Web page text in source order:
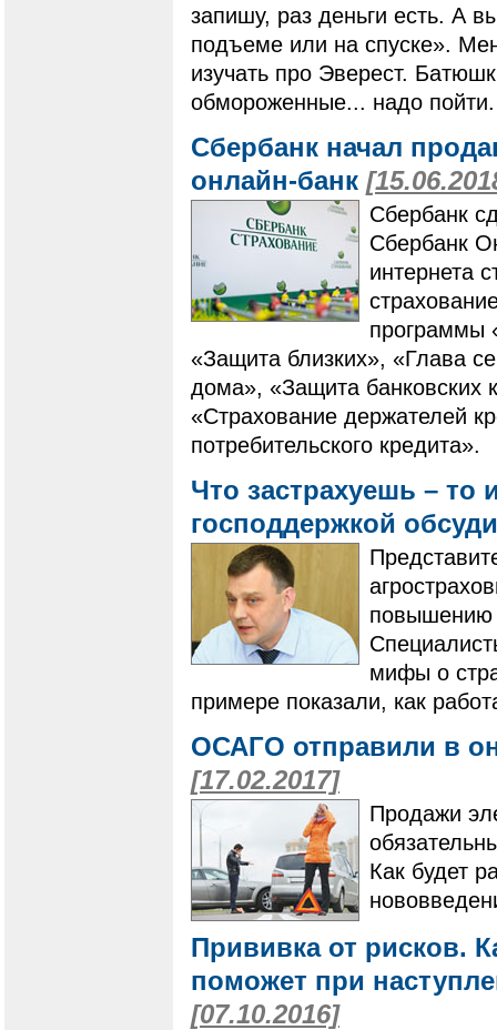
запишу, раз деньги есть. А
подъеме или на спуске».
изучать про Эверест.
обмороженные... надо
Сбербанк начал
онлайн-банк
Сбербанк
Сбербанк
интернета
программы
«Защита близких», «Глава
дома», «Защита
«Страхование держателей
потребительского кредита».
Что застрахуешь – то
господдержкой
повышению
мифы о
примере показали, как
ОСАГО отправили в
[17.02.2017]
Продажи
Как будет
Прививка от рисков.
поможет при
[07.10.2016]